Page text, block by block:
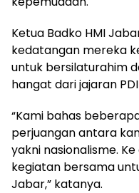
Ketua Badko HMI
kedatangan mereka
untuk bersilaturahim
hangat dari jajaran
“Kami bahas
perjuangan antara
yakni nasionalisme.
kegiatan bersama
Jabar,” katanya.